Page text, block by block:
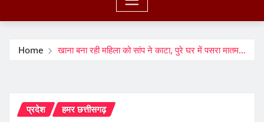
Home खाना बना रही महिला को सांप ने काटा, पुरे घर में पसरा मातम…
प्रदेश हमर छत्तीसगढ़